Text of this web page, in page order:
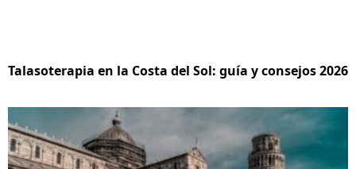
Talasoterapia en la Costa del Sol: guía y consejos 2026